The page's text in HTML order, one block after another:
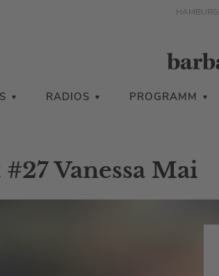
HAMBURG
RADIOS PROGRAMM
#27 Vanessa Mai